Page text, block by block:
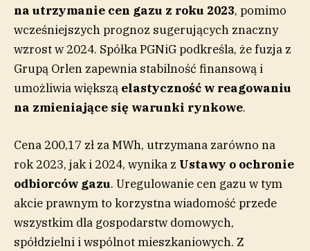
na utrzymanie cen gazu z roku 2023, pomimo
wcześniejszych prognoz sugerujących znaczny
wzrost w 2024. Spółka PGNiG podkreśla, że fuzja z
Grupą Orlen zapewnia stabilność finansową i
umożliwia większą elastyczność w reagowaniu
na zmieniające się warunki rynkowe.
Cena 200,17 zł za MWh, utrzymana zarówno na
rok 2023, jak i 2024, wynika z Ustawy o ochronie
odbiorców gazu. Uregulowanie cen gazu w tym
akcie prawnym to korzystna wiadomość przede
wszystkim dla gospodarstw domowych,
spółdzielni i wspólnot mieszkaniowych. Z